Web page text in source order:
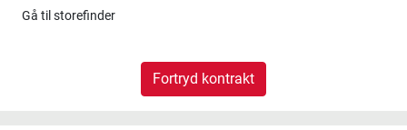
Gå til storefinder
Fortryd kontrakt